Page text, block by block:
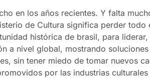
en los años recientes. Y falta
de Cultura significa perder todo
histórica de brasil, para
a nivel global, mostrando
sin tener miedo de tomar nuevos
por las industrias